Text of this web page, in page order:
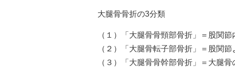
大腿骨骨折の3分類
（１）「大腿骨骨頸部骨折」＝股関
（２）「大腿骨転子部骨折」＝股関
（３）「大腿骨骨幹部骨折」＝大腿